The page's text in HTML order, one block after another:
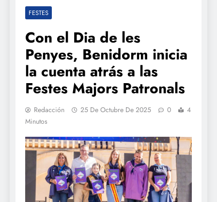
FESTES
Con el Dia de les
Penyes, Benidorm inicia
la cuenta atrás a las
Festes Majors Patronals
Redacción 25 De Octubre De 2025 0
4
Minutos